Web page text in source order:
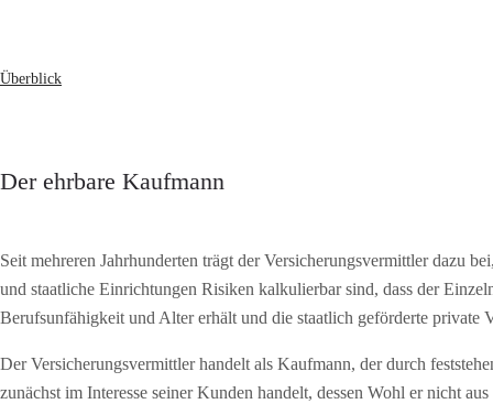
Überblick
Der ehrbare Kaufmann
Seit mehreren Jahrhunderten trägt der Versicherungsvermittler dazu
und staatliche Einrichtungen Risiken kalkulierbar sind, dass der
Berufsunfähigkeit und Alter erhält und die staatlich geförderte private
Der Versicherungsvermittler handelt als Kaufmann, der durch
zunächst im Interesse seiner Kunden handelt, dessen Wohl er nicht